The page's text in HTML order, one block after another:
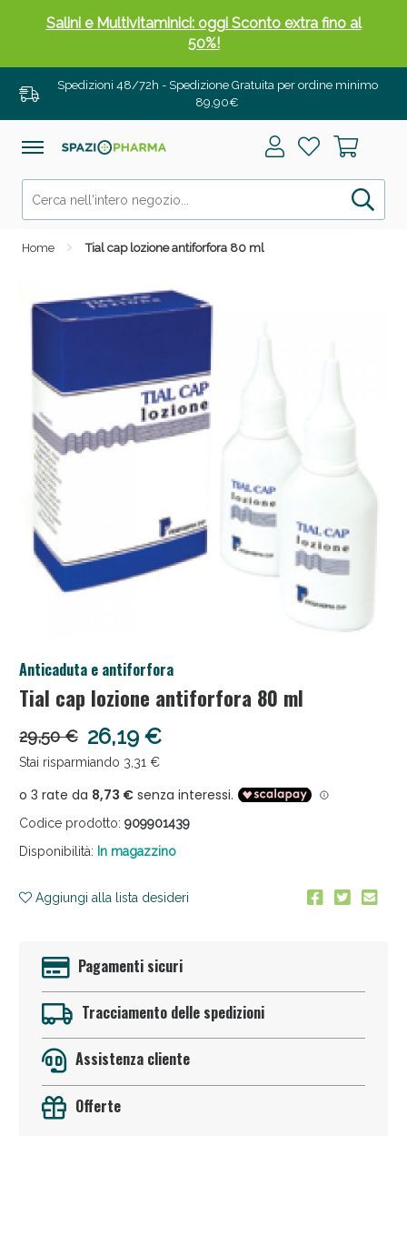
Spedizioni 48/72h - Spedizione Gratuita per ordine minimo
89,90€
Home Tial cap lozione antiforfora 80 ml
Anticaduta e antiforfora
Tial cap lozione antiforfora 80 ml
29,50 € 26,19 €
Stai risparmiando 3,31 €
Codice prodotto: 909901439
Disponibilità: In magazzino
Aggiungi alla lista desideri
Pagamenti sicuri
Tracciamento delle spedizioni
Assistenza cliente
Offerte
Salini e Multivitaminici: oggi Sconto extra fino al
50%!
Anticellulite e Fanghi: Sconto fino al 40% valido
Anticellulite e Fanghi: Sconto fino al 40% valido
Sconto fino al 55% disponibile oggi!